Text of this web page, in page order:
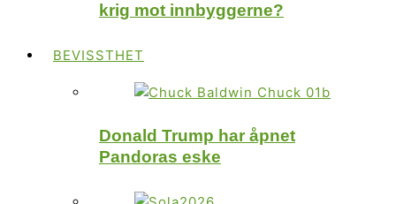
krig mot innbyggerne?
BEVISSTHET
Donald Trump har åpnet
Pandoras eske